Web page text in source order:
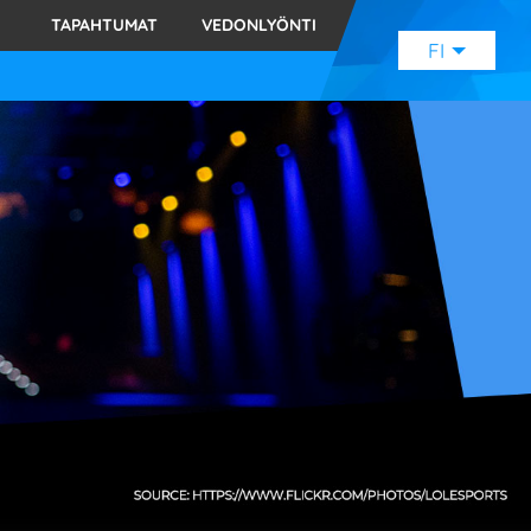
TAPAHTUMAT VEDONLYÖNTI
FI
ENGLISH
(EN)
SVENSKA
SUOMI
JAPANESE (JP)